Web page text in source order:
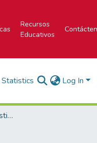
Recursos
Educativos
Statistics Log In
Portal de Revistas del Instituto Tecnológico de Costa Rica